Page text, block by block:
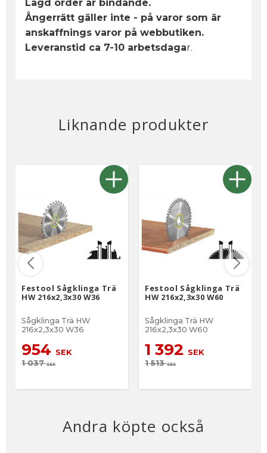
Lagd order är bindande.
Ångerrätt gäller inte - på varor som är
anskaffnings varor på webbutiken.
Leveranstid ca 7-10 arbetsdagar.
Liknande produkter
Festool Sågklinga Trä
HW 216x2,3x30 W36
Sågklinga Trä HW
216x2,3x30 W36
954 SEK
1 037SEK
Festool Sågklinga Trä
HW 216x2,3x30 W60
Sågklinga Trä HW
216x2,3x30 W60
1 392 SEK
1 513SEK
Andra köpte också